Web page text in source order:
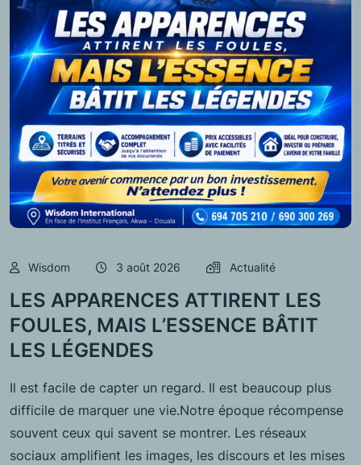
Wisdom 3 août 2026 Actualité
LES APPARENCES ATTIRENT LES
FOULES, MAIS L’ESSENCE BÂTIT
LES LÉGENDES
Il est facile de capter un regard. Il est beaucoup plus
difficile de marquer une vie.Notre époque récompense
souvent ceux qui savent se montrer. Les réseaux
sociaux amplifient les images, les discours et les mises